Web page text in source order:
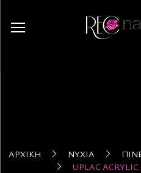
ΑΡΧΙΚΉ ΝΎΧΙΑ
UPLAC